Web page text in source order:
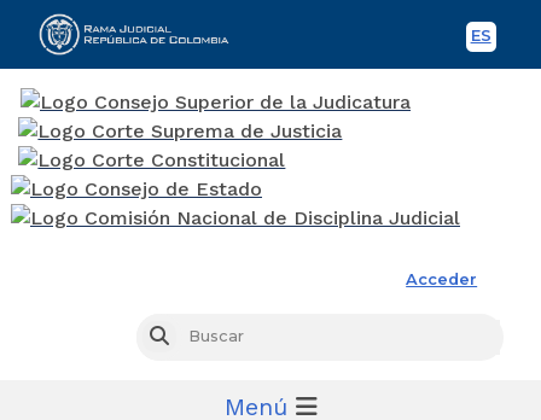
ES
Acceder
Buscar
Menú